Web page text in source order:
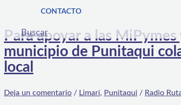
CONTACTO
Buscar
Para apoyar a las
municipio de Punitaqui
local
Deja un comentario / Limarí, Punitaqui / Radio